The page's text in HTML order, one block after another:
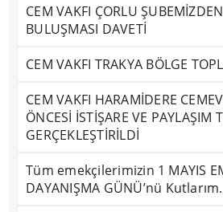
CEM VAKFI ÇORLU
BULUŞMASI DAVETİ
CEM VAKFI TRAKYA BÖLGE
CEM VAKFI HARAMİDERE
ÖNCESİ İSTİŞARE VE PAYLAŞIM
GERÇEKLEŞTİRİLDİ
Tüm emekçilerimizin 1 MAYIS
DAYANIŞMA GÜNÜ’nü Kutlarım.